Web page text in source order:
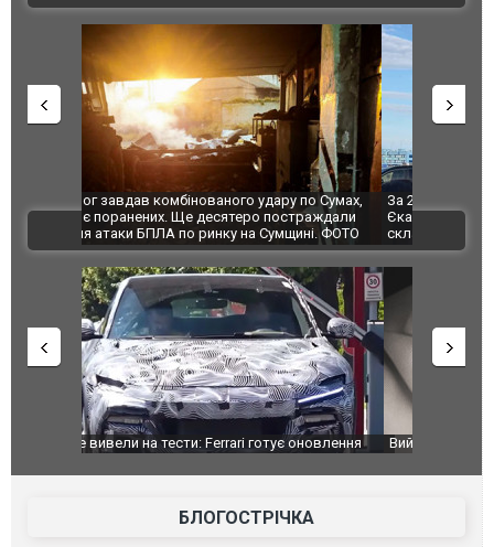
За 2000 кілометрів від кордону з Україною: в
Єкатеринбурзі після атаки дронів загорівся
склад Wildberries. ФОТО. ВІДЕО
"Мої
ВІДЕО
Вийшов трейлер нової екранізації легендарного
БЛОГОСТРІЧКА